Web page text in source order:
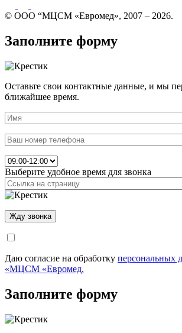
© ООО “МЦСМ «Евромед», 2007 – 2026.
Заполните форму
Оставьте свои контактные данные, и мы
ближайшее время.
Выберите удобное время для звонка
Даю согласие на обработку
«МЦСМ «Евромед.
Заполните форму